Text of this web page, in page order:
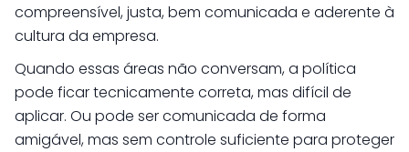
compreensível, justa, bem comunicada e aderente à
cultura da empresa.
Quando essas áreas não conversam, a política
pode ficar tecnicamente correta, mas difícil de
aplicar. Ou pode ser comunicada de forma
amigável, mas sem controle suficiente para proteger